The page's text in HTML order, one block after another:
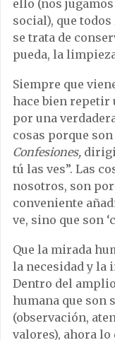
ello (nos
social), que
se trata de
pueda, la
Siempre que
hace bien repetir
por una
cosas porque
Confesiones,
tú las ves”. Las
nosotros, son
conveniente
ve, sino que son
Que la mirada
la necesidad y la
Dentro del
humana que son
(observación,
valores), ahora lo